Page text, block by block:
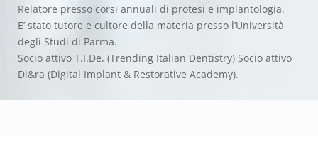
Relatore presso corsi annuali di protesi e implantologia.
E’ stato tutore e cultore della materia presso l’Università
degli Studi di Parma.
Socio attivo T.I.De. (Trending Italian Dentistry) Socio attivo
Di&ra (Digital Implant & Restorative Academy).